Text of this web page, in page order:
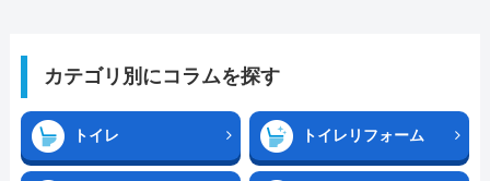
カテゴリ別にコラムを探す
トイレ トイレリフォーム